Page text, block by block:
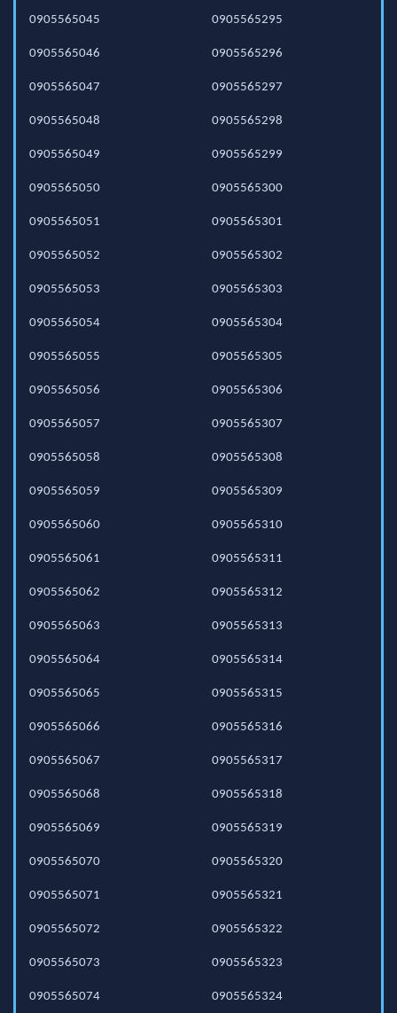
0905565045
0905565046
0905565047
0905565048
0905565049
0905565050
0905565051
0905565052
0905565053
0905565054
0905565055
0905565056
0905565057
0905565058
0905565059
0905565060
0905565061
0905565062
0905565063
0905565064
0905565065
0905565066
0905565067
0905565068
0905565069
0905565070
0905565071
0905565072
0905565073
0905565074
0905565295
0905565296
0905565297
0905565298
0905565299
0905565300
0905565301
0905565302
0905565303
0905565304
0905565305
0905565306
0905565307
0905565308
0905565309
0905565310
0905565311
0905565312
0905565313
0905565314
0905565315
0905565316
0905565317
0905565318
0905565319
0905565320
0905565321
0905565322
0905565323
0905565324